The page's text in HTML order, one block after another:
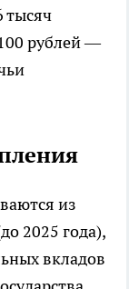
тысяч
рублей —
из
2025 года),
вкладов